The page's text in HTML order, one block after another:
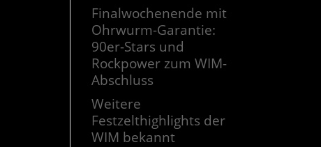
Finalwochenende mit
Ohrwurm-Garantie:
90er-Stars und
Rockpower zum WIM-
Abschluss
Weitere
Festzelthighlights der
WIM bekannt